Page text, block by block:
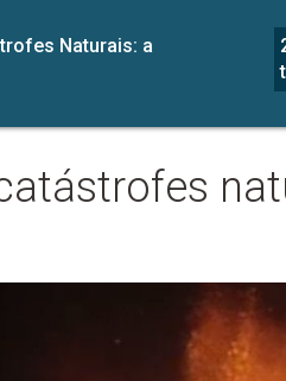
Naturais: a